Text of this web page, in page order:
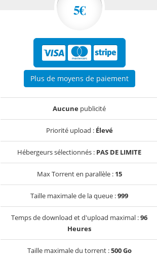
5€
Plus de moyens de paiement
Aucune publicité
Priorité upload : Élevé
Hébergeurs sélectionnés : PAS DE LIMITE
Max Torrent en parallèle : 15
Taille maximale de la queue :999
Temps de download et d'upload maximal :96
Heures
Taille maximale du torrent :500 Go